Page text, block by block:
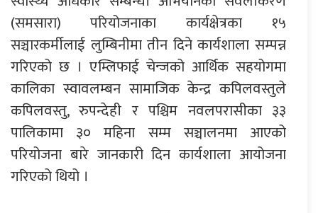
(समसारा) परियोजनाका कार्यक्षेत्रका १५
सञ्चारकर्मीलाई लुम्बिनीमा तीन दिने कार्यशाला सम्पन्न
गरिएको छ । एम्लिफाई चेन्जको आर्थिक सहयोगमा
कालिका स्वावलम्बन सामाजिक केन्द्र कपिलवस्तुले
कपिलवस्तु, रुपन्देही र पश्चिम नवलपरासीका ३३
पालिकामा ३० महिना सम्म सञ्चालनमा आएको
परियोजना बारे जानकारी दिन कार्यशाला आयोजना
गरिएको थियो ।